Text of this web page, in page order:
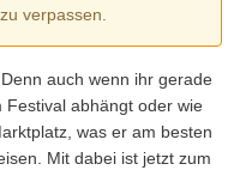
verpassen.
auch wenn ihr gerade
Festival abhängt oder wie
was er am besten
Mit dabei ist jetzt zum